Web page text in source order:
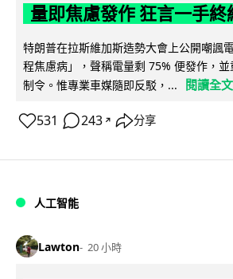
量即焦慮發作 狂言一手終
特朗普在拉斯維加斯造勢大會上公開嘲諷
程焦慮病」，聲稱電量剩 75% 便發作，
制令。惟專業車媒隨即反駁，...
閱讀全文
531 243 ↗ 分享
人工智能
Lawton 20 小時